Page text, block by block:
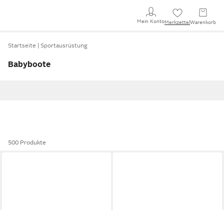
Mein KontoMerkzettel Warenkorb
Startseite Sportausrüstung
Babyboote
500 Produkte